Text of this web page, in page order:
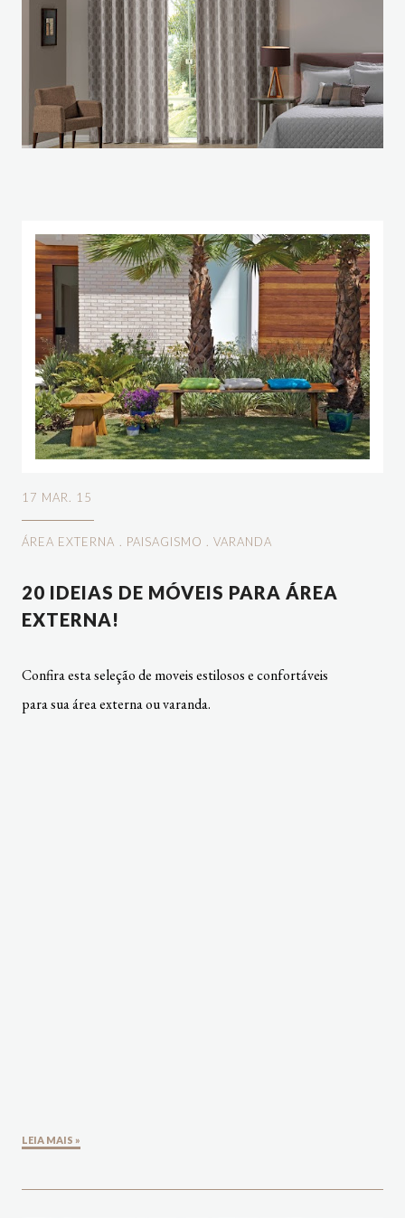
17 MAR. 15
ÁREA EXTERNA PAISAGISMO .VARANDA
20 IDEIAS DE MÓVEIS PARA ÁREA
EXTERNA!
Confira esta seleção de moveis estilosos e confortáveis
para sua área externa ou varanda.
LEIA MAIS »